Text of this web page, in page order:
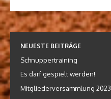
NEUESTE BEITRÄGE
Schnuppertraining
Es darf gespielt werden!
Mitgliederversammlung 2023